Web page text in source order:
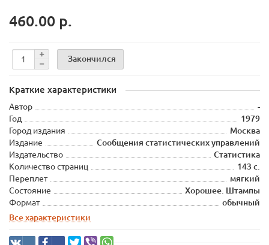
460.00 р.
Закончился
Краткие характеристики
Автор
-
Год
1979
Город издания
Москва
Издание
Сообщения статистических управлений
Издательство
Статистика
Количество страниц
143 с.
Переплет
мягкий
Состояние
Хорошее. Штампы
Формат
обычный
Все характеристики